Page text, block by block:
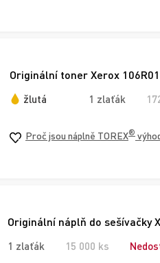
Originální toner Xerox
žlutá 1 zlaťák
Proč jsou náplně TOREX®
Originální náplň do sešívačky
1 zlaťák 15 000 ks